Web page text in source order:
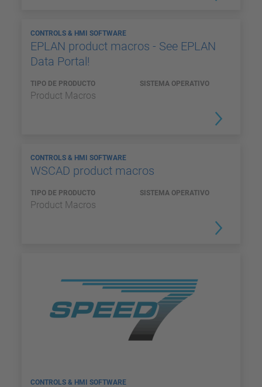
CONTROLS & HMI SOFTWARE
EPLAN product macros - See EPLAN
Data Portal!
TIPO DE PRODUCTO
Product Macros
SISTEMA OPERATIVO
CONTROLS & HMI SOFTWARE
WSCAD product macros
TIPO DE PRODUCTO
Product Macros
SISTEMA OPERATIVO
CONTROLS & HMI SOFTWARE